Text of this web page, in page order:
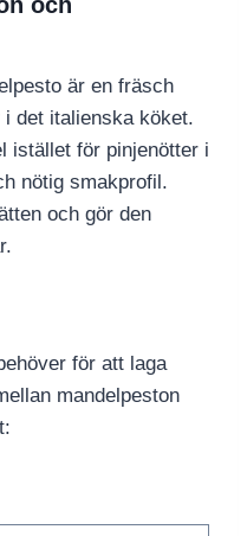
är en fräsch
det italienska köket.
istället för pinjenötter i
nötig smakprofil.
och gör den
för att laga
mandelpeston